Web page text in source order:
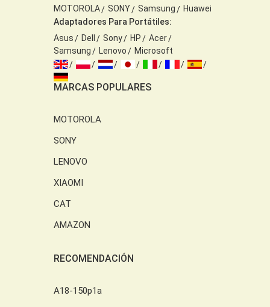
MOTOROLA
SONY Samsung
Huawei
Adaptadores Para Portátiles:
Asus
Dell Sony HP
Acer
Samsung
Lenovo Microsoft
MARCAS POPULARES
MOTOROLA
SONY
LENOVO
XIAOMI
CAT
AMAZON
RECOMENDACIÓN
A18-150p1a